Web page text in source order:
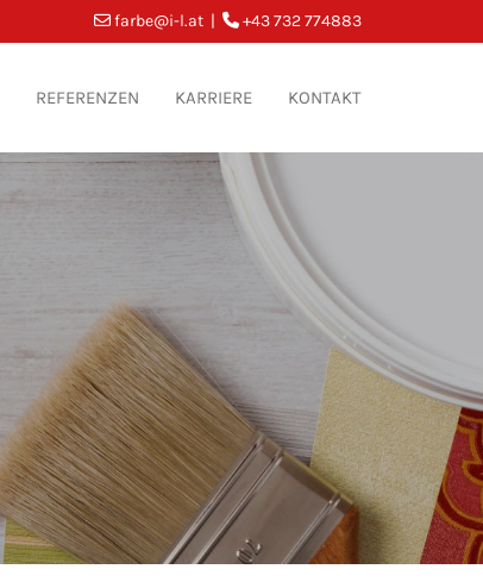
 farbe@i-l.at|  +43 732 774883
REFERENZEN KARRIERE KONTAKT